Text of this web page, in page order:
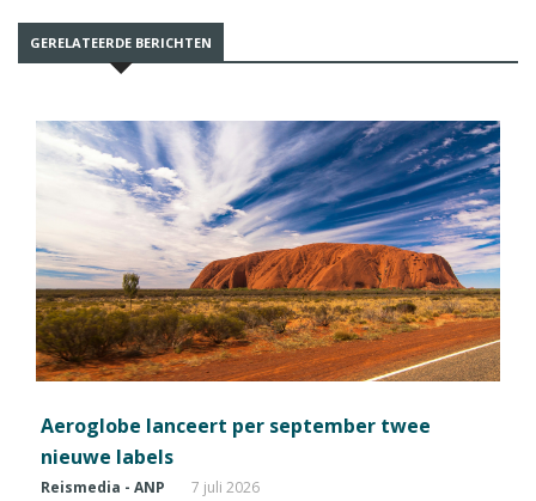
GERELATEERDE BERICHTEN
Aeroglobe lanceert per september twee
nieuwe labels
Reismedia - ANP 7 juli 2026